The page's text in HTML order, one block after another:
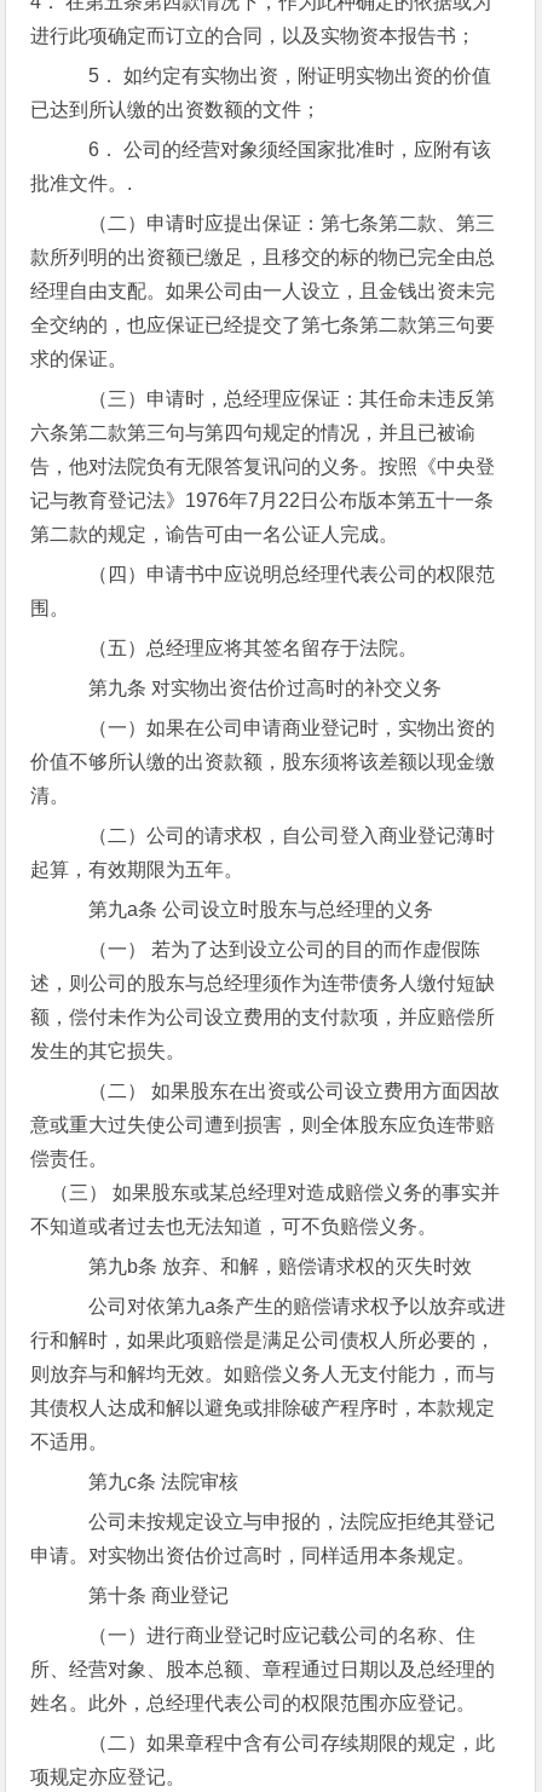
进行此项确定而订立的合同，以及实物资本报告书；
5． 如约定有实物出资，附证明实物出资的价值
已达到所认缴的出资数额的文件；
6． 公司的经营对象须经国家批准时，应附有该
批准文件。.
（二）申请时应提出保证：第七条第二款、第三
款所列明的出资额已缴足，且移交的标的物已完全由总
经理自由支配。如果公司由一人设立，且金钱出资未完
全交纳的，也应保证已经提交了第七条第二款第三句要
求的保证。
（三）申请时，总经理应保证：其任命未违反第
六条第二款第三句与第四句规定的情况，并且已被谕
告，他对法院负有无限答复讯问的义务。按照《中央登
记与教育登记法》1976年7月22日公布版本第五十一条
第二款的规定，谕告可由一名公证人完成。
（四）申请书中应说明总经理代表公司的权限范
围。
（五）总经理应将其签名留存于法院。
第九条 对实物出资估价过高时的补交义务
（一）如果在公司申请商业登记时，实物出资的
价值不够所认缴的出资款额，股东须将该差额以现金缴
清。
（二）公司的请求权，自公司登入商业登记薄时
起算，有效期限为五年。
第九a条 公司设立时股东与总经理的义务
（一） 若为了达到设立公司的目的而作虚假陈
述，则公司的股东与总经理须作为连带债务人缴付短缺
额，偿付未作为公司设立费用的支付款项，并应赔偿所
发生的其它损失。
（二） 如果股东在出资或公司设立费用方面因故
意或重大过失使公司遭到损害，则全体股东应负连带赔
偿责任。
（三） 如果股东或某总经理对造成赔偿义务的事实并
不知道或者过去也无法知道，可不负赔偿义务。
第九b条 放弃、和解，赔偿请求权的灭失时效
公司对依第九a条产生的赔偿请求权予以放弃或进
行和解时，如果此项赔偿是满足公司债权人所必要的，
则放弃与和解均无效。如赔偿义务人无支付能力，而与
其债权人达成和解以避免或排除破产程序时，本款规定
不适用。
第九c条 法院审核
公司未按规定设立与申报的，法院应拒绝其登记
申请。对实物出资估价过高时，同样适用本条规定。
第十条 商业登记
（一）进行商业登记时应记载公司的名称、住
所、经营对象、股本总额、章程通过日期以及总经理的
姓名。此外，总经理代表公司的权限范围亦应登记。
（二）如果章程中含有公司存续期限的规定，此
项规定亦应登记。